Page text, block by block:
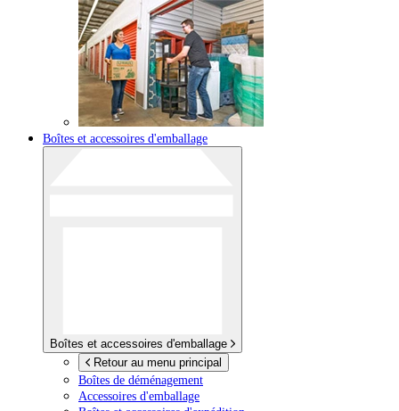
Boîtes et accessoires d'emballage
Boîtes et accessoires d'emballage
Retour au menu principal
Boîtes de déménagement
Accessoires d'emballage